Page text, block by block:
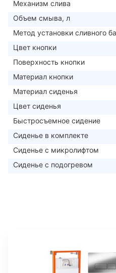
Механизм слива
Объем смыва, л
Метод установки сливного
Цвет кнопки
Поверхность кнопки
Материал кнопки
Материал сиденья
Цвет сиденья
Быстросъемное сидение
Сиденье в комплекте
Сиденье с микролифтом
Сиденье с подогревом